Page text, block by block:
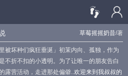
草莓摇摇奶昔/著
被坏种们疯狂垂涎」初茉内向、孤独，作为
不折不扣的小透明。为了让唯一的朋友告白
露营活动，走进那处偏僻..欢迎来到我叔叔的